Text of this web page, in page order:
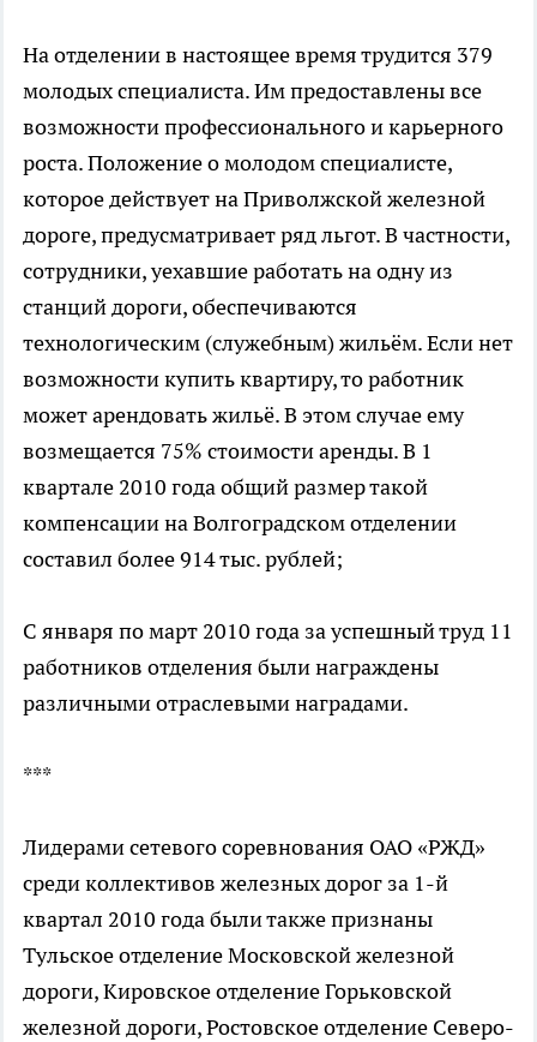
На отделении в настоящее время трудится 379
молодых специалиста. Им предоставлены все
возможности профессионального и карьерного
роста. Положение о молодом специалисте,
которое действует на Приволжской железной
дороге, предусматривает ряд льгот. В частности,
сотрудники, уехавшие работать на одну из
станций дороги, обеспечиваются
технологическим (служебным) жильём. Если нет
возможности купить квартиру, то работник
может арендовать жильё. В этом случае ему
возмещается 75% стоимости аренды. В 1
квартале 2010 года общий размер такой
компенсации на Волгоградском отделении
составил более 914 тыс. рублей;
С января по март 2010 года за успешный труд 11
работников отделения были награждены
различными отраслевыми наградами.
***
Лидерами сетевого соревнования ОАО «РЖД»
среди коллективов железных дорог за 1-й
квартал 2010 года были также признаны
Тульское отделение Московской железной
дороги, Кировское отделение Горьковской
железной дороги, Ростовское отделение Северо-